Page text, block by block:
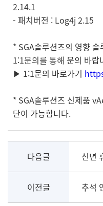
2.14.1
- 패치버전 : Log4j 2.15
* SGA솔루션즈의 영향
1:1문의를 통해 문의 바랍
▶ 1:1문의 바로가기
* SGA솔루션즈 신제품
단이 가능합니다.
다음글 신년
이전글 추석